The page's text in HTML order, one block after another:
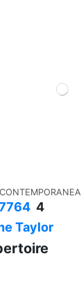
4
Taylor